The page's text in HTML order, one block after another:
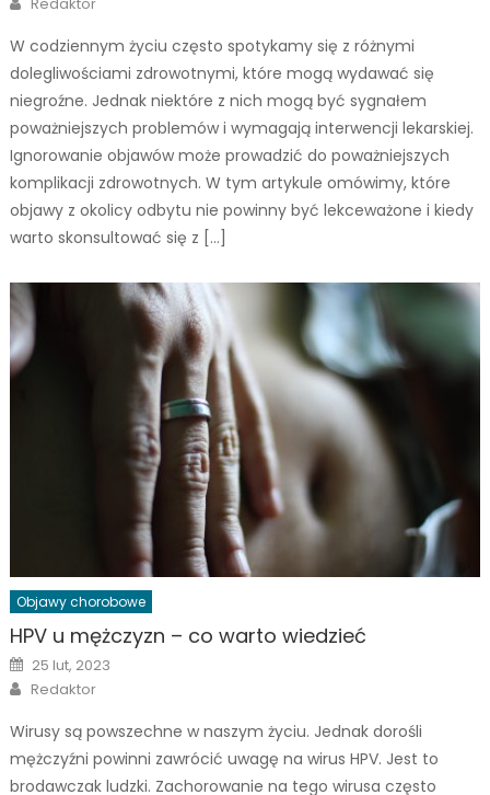
W codziennym życiu często spotykamy się z różnymi
dolegliwościami zdrowotnymi, które mogą wydawać się
niegroźne. Jednak niektóre z nich mogą być sygnałem
poważniejszych problemów i wymagają interwencji lekarskiej.
Ignorowanie objawów może prowadzić do poważniejszych
komplikacji zdrowotnych. W tym artykule omówimy, które
objawy z okolicy odbytu nie powinny być lekceważone i kiedy
warto skonsultować się z […]
Objawy chorobowe
HPV u mężczyzn – co warto wiedzieć
Posted
on
25 lut, 2023
Author
Redaktor
Wirusy są powszechne w naszym życiu. Jednak dorośli
mężczyźni powinni zawrócić uwagę na wirus HPV. Jest to
brodawczak ludzki. Zachorowanie na tego wirusa często